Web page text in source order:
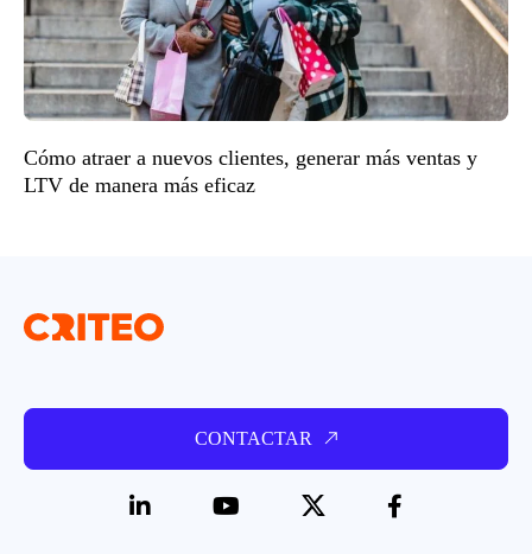
Cómo atraer a nuevos clientes, generar más ventas y
LTV de manera más eficaz
CONTACTAR